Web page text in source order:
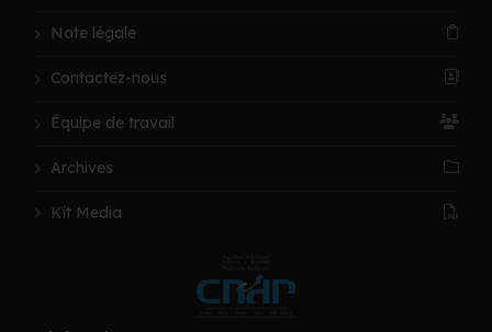
Note légale
Contactez-nous
Équipe de travail
Archives
Kit Media